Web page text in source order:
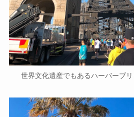
世界文化遺産でもあるハーバーブ